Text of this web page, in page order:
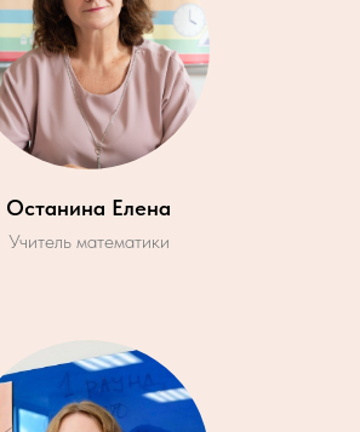
Останина Елена
Учитель математики